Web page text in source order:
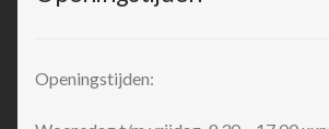
Openingstijden: